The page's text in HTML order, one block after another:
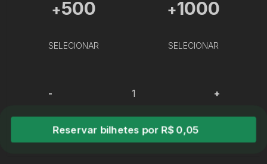
+500
SELECIONAR
+1000
SELECIONAR
- +
Reservar bilhetes por R$ 0,05